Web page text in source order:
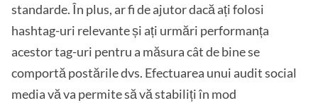
standarde. În plus, ar fi de ajutor dacă ați folosi
hashtag-uri relevante și ați urmări performanța
acestor tag-uri pentru a măsura cât de bine se
comportă postările dvs. Efectuarea unui audit social
media vă va permite să vă stabiliți în mod